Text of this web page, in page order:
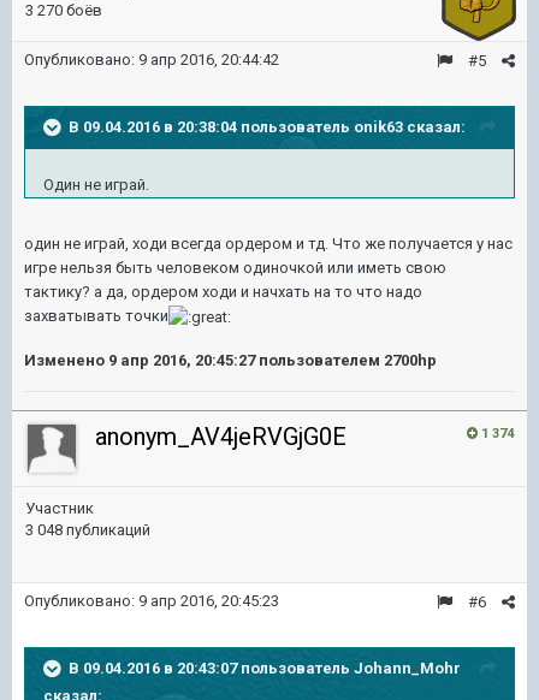
3 270 боёв
#5
Опубликовано: 9 апр 2016, 20:44:42
В 09.04.2016 в 20:38:04 пользователь onik63 сказал:
Один не играй.
один не играй, ходи всегда ордером и тд. Что же получается у нас
игре нельзя быть человеком одиночкой или иметь свою
тактику? а да, ордером ходи и начхать на то что надо
захватывать точки
Изменено 9 апр 2016, 20:45:27пользователем 2700hp
1 374
anonym_AV4jeRVGjG0E
Участник
3 048 публикаций
#6
Опубликовано: 9 апр 2016, 20:45:23
В 09.04.2016 в 20:43:07 пользователь Johann_Mohr
сказал: